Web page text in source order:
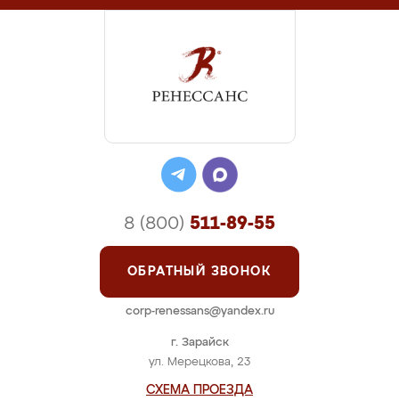
г. Зарайск
ул. Мерецкова, 23
СХЕМА ПРОЕЗДА
8 (800) 511-89-55
ОБРАТНЫЙ ЗВОНОК
corp-renessans@yandex.ru